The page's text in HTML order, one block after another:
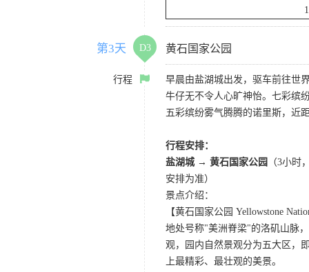
第3天 D3 黄石国家公园
行程
早晨由盐湖城出发，驱车前往世
牛仔无不令人心旷神怡。七彩缤
五彩缤纷雾气腾腾的诺里斯，近
行程安排：
盐湖城 → 黄石国家公园
（3小时
安排为准）
景点介绍：
【黄石国家公园 Yellowstone
地处号称"美洲脊梁"的洛矶山脉
观，园内自然景观分为五大区，
上最精彩、最壮观的美景。